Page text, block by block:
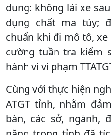
dung: không lái xe
dụng chất ma túy;
chuẩn khi đi mô tô,
cường tuần tra kiểm
hành vi vi phạm
Cùng với thực hiện
ATGT tỉnh, nhằm
bàn, các sở, ngành,